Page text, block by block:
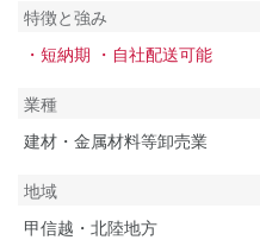
特徴と強み
・短納期 ・自社配送可能
業種
建材・金属材料等卸売業
地域
甲信越・北陸地方